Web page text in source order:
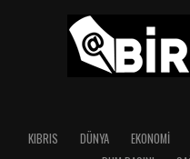
KIBRIS DÜNYA EKONOMI